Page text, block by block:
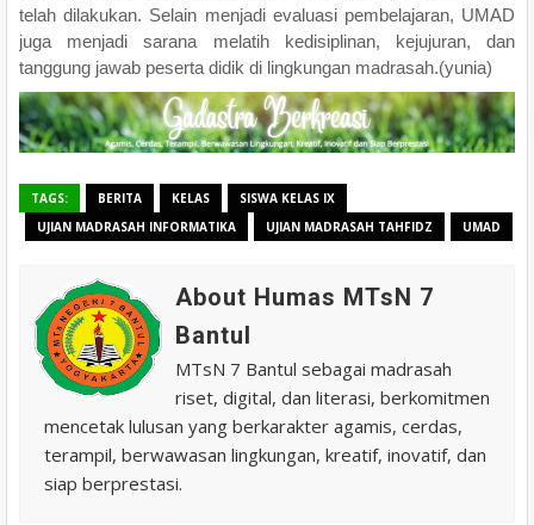
telah dilakukan. Selain menjadi evaluasi pembelajaran, UMAD
juga menjadi sarana melatih kedisiplinan, kejujuran, dan
tanggung jawab peserta didik di lingkungan madrasah.(yunia)
TAGS: BERITA KELAS
SISWA KELAS IX
UJIAN MADRASAH INFORMATIKA
UJIAN MADRASAH TAHFIDZ UMAD
About Humas MTsN 7
Bantul
MTsN 7 Bantul sebagai madrasah
riset, digital, dan literasi, berkomitmen
mencetak lulusan yang berkarakter agamis, cerdas,
terampil, berwawasan lingkungan, kreatif, inovatif, dan
siap berprestasi.